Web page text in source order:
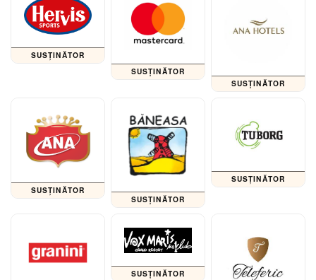
SUSȚINĂTOR
SUSȚINĂTOR
SUSȚINĂTOR
SUSȚINĂTOR
SUSȚINĂTOR
SUSȚINĂTOR
SUSȚINĂTOR